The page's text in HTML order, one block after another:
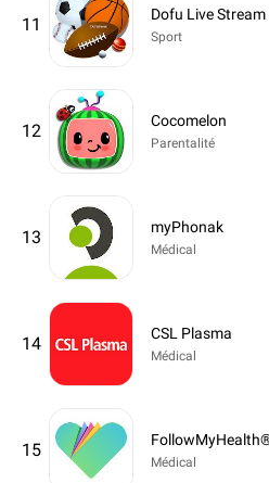
11
Sport
12
Cocomelon
Parentalité
13
myPhonak
Médical
14
CSL Plasma
Médical
15
Médical